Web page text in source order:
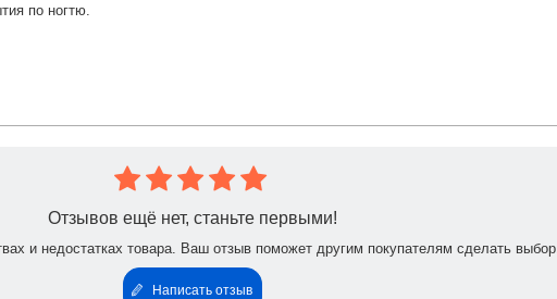
по ногтю.
Отзывов ещё нет, станьте первыми!
и недостатках товара. Ваш отзыв поможет другим покупателям сделать выбор.
Написать отзыв